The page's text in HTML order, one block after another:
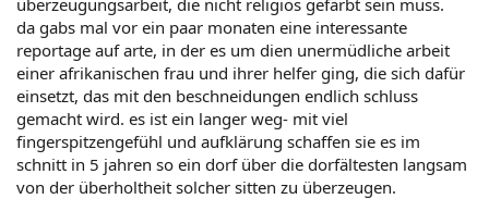
überzeugungsarbeit, die nicht religiös gefärbt sein muss.
da gabs mal vor ein paar monaten eine interessante
reportage auf arte, in der es um dien unermüdliche arbeit
einer afrikanischen frau und ihrer helfer ging, die sich dafür
einsetzt, das mit den beschneidungen endlich schluss
gemacht wird. es ist ein langer weg- mit viel
fingerspitzengefühl und aufklärung schaffen sie es im
schnitt in 5 jahren so ein dorf über die dorfältesten langsam
von der überholtheit solcher sitten zu überzeugen.